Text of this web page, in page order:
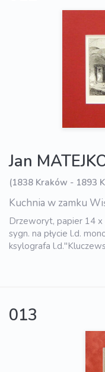
Jan
(1838 Kraków - 1893
Kuchnia w zamku
Drzeworyt, papier 14
sygn. na płycie l.d.
ksylografa
013